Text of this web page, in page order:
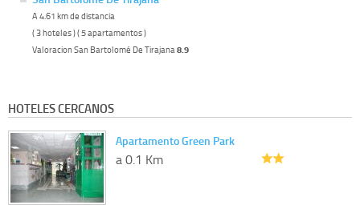
A 4.61 km de distancia
( 3 hoteles ) ( 5 apartamentos )
Valoracion San Bartolomé De Tirajana8.9
HOTELES CERCANOS
Apartamento Green Park
a 0.1 Km